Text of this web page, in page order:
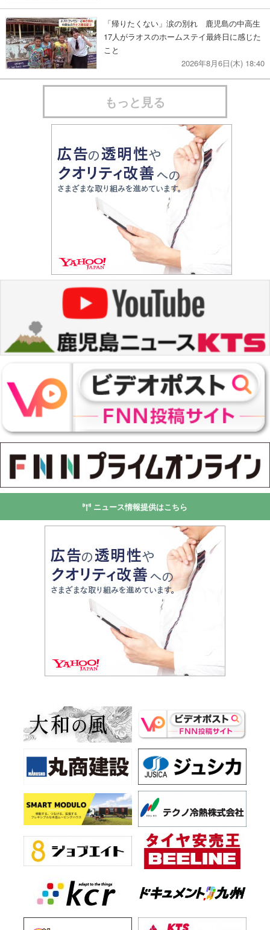
「帰りたくない」涙の別れ 鹿児島の中高生
17人がラオスのホームステイ最終日に感じた
こと
2026年8月6日(木) 18:40
もっと見る
ニュース情報提供はこちら